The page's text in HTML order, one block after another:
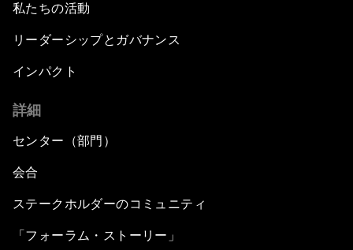
私たちの活動
リーダーシップとガバナンス
インパクト
詳細
センター（部門）
会合
ステークホルダーのコミュニティ
「フォーラム・ストーリー」